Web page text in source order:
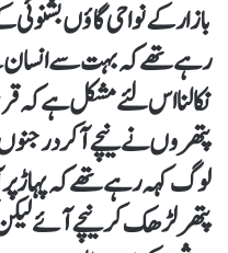
بازار کے نواحی گاؤں بشنوئی
رہے تھے کہ بہت سے انسان
نکالنا اس لئے مشکل ہے
پتھروں نے نیچے آ کر
لوگ کہہ رہے تھے کہ پہاڑ پر
پتھر لڑھک کر نیچے آئے